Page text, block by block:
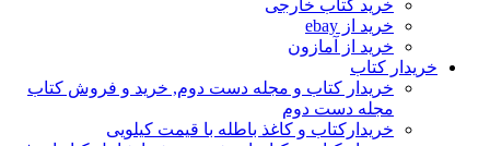
خرید کتاب خارجی
خرید از ebay
خرید از آمازون
خریدار کتاب
خریدار کتاب و مجله دست دوم, خرید و فروش کتاب
مجله دست دوم
خریدارکتاب و کاغذ باطله با قیمت کیلویی